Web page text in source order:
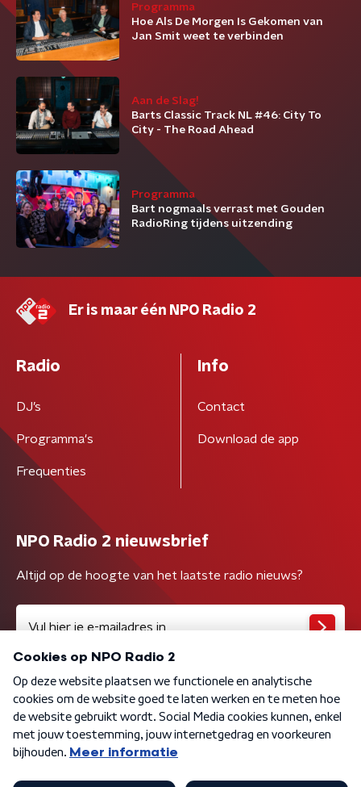
Programma
Hoe Als De Morgen Is Gekomen van
Jan Smit weet te verbinden
Aan de Slag!
Barts Classic Track NL #46: City To
City - The Road Ahead
Programma
Bart nogmaals verrast met Gouden
RadioRing tijdens uitzending
Er is maar één NPO Radio 2
Radio
DJ’s
Programma's
Frequenties
Info
Contact
Download de app
NPO Radio 2 nieuwsbrief
Altijd op de hoogte van het laatste radio nieuws?
Algemene voorwaarden